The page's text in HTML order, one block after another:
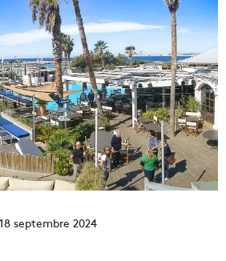
18 septembre 2024